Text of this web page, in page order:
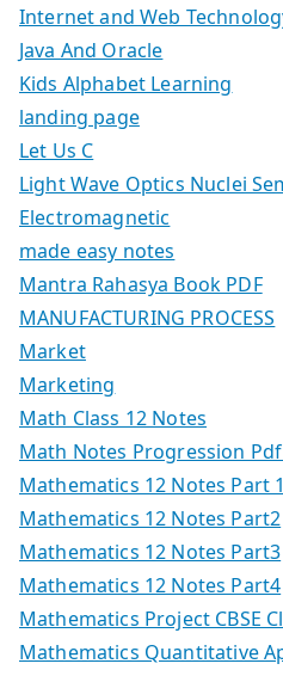
Internet and Web
Java And Oracle
Kids Alphabet Learning
landing page
Let Us C
Light Wave Optics Nuclei
Electromagnetic
made easy notes
Mantra Rahasya Book PDF
MANUFACTURING PROCESS
Market
Marketing
Math Class 12 Notes
Math Notes Progression
Mathematics 12 Notes Part 1
Mathematics 12 Notes Part2
Mathematics 12 Notes Part3
Mathematics 12 Notes Part4
Mathematics Project CBSE
Mathematics Quantitative